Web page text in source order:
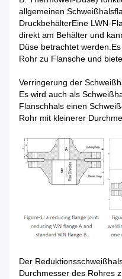
allgemeinen
DruckbehälterEine LWN-
direkt am Behälter und
Düse betrachtet
Rohr zu Flansche und
Verringerung der
Es wird auch als
Flanschhals einen
Rohr mit kleinerer
Der
Durchmesser des Rohres